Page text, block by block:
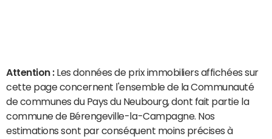
Attention : Les données de prix immobiliers affichées sur
cette page concernent l'ensemble de la Communauté
de communes du Pays du Neubourg, dont fait partie la
commune de Bérengeville-la-Campagne. Nos
estimations sont par conséquent moins précises à